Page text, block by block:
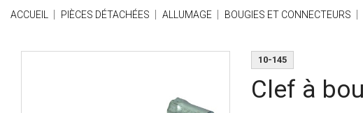
ACCUEIL PIÈCES DÉTACHÉES ALLUMAGE BOUGIES ET CONNECTEURS
10-145
Clef à